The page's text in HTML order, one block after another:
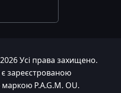
Усі права захищено.
є зареєстрованою
P.A.G.M. OU.